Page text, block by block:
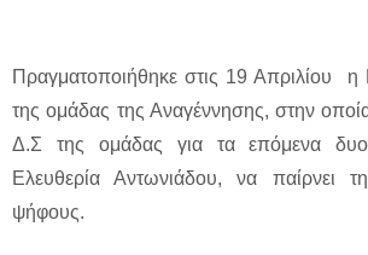
Πραγματοποιήθηκε στις 19 Απριλίου η
της ομάδας της Αναγέννησης, στην
Δ.Σ της ομάδας για τα επόμενα
Ελευθερία Αντωνιάδου, να παίρνει
ψήφους.